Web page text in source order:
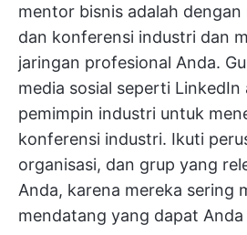
mentor bisnis adalah
dan konferensi industri dan
jaringan profesional Anda.
media sosial seperti LinkedIn
pemimpin industri untuk
konferensi industri. Ikuti
organisasi, dan grup yang
Anda, karena mereka sering
mendatang yang dapat Anda